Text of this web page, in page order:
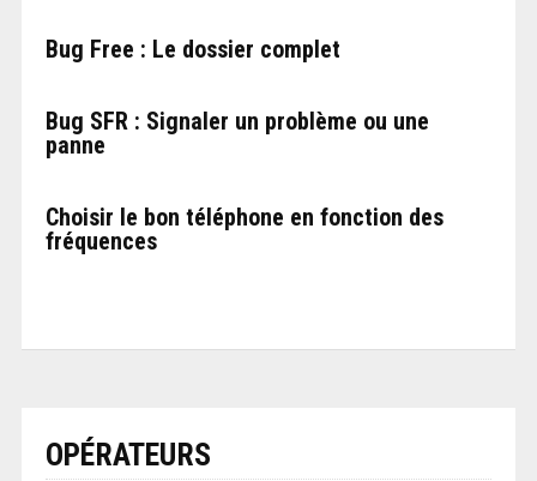
Bug Free : Le dossier complet
Bug SFR : Signaler un problème ou une
panne
Choisir le bon téléphone en fonction des
fréquences
OPÉRATEURS